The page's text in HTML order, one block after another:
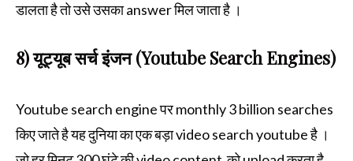
डालता है तो उसे उसका answer मिल जाता है ।
8) यूट्यूब सर्च इंजन (Youtube Search Engines)
Youtube search engine पर monthly 3 billion searches
किए जाते है यह दुनिया का एक बड़ा video search youtube है ।